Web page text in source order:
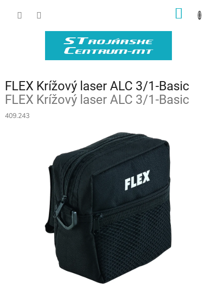
FLEX Krížový laser ALC 3/1-Basic
FLEX Krížový laser ALC 3/1-Basic
409.243